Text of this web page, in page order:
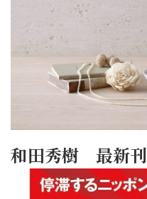
和田秀樹 最新刊